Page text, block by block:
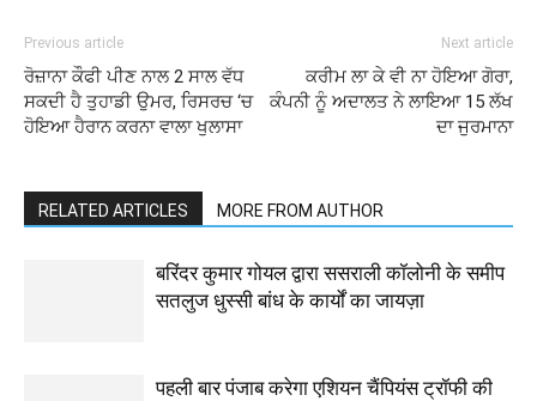
Previous article
ਰੋਜ਼ਾਨਾ ਕੌਫੀ ਪੀਣ ਨਾਲ 2 ਸਾਲ ਵੱਧ
ਸਕਦੀ ਹੈ ਤੁਹਾਡੀ ਉਮਰ, ਰਿਸਰਚ ‘ਚ
ਹੋਇਆ ਹੈਰਾਨ ਕਰਨਾ ਵਾਲਾ ਖੁਲਾਸਾ
Next article
ਕਰੀਮ ਲਾ ਕੇ ਵੀ ਨਾ ਹੋਇਆ ਗੋਰਾ,
ਕੰਪਨੀ ਨੂੰ ਅਦਾਲਤ ਨੇ ਲਾਇਆ 15 ਲੱਖ
ਦਾ ਜੁਰਮਾਨਾ
RELATED ARTICLES MORE FROM AUTHOR
बरिंदर कुमार गोयल द्वारा ससराली कॉलोनी के समीप
सतलुज धुस्सी बांध के कार्यों का जायज़ा
पहली बार पंजाब करेगा एशियन चैंपियंस ट्रॉफी की